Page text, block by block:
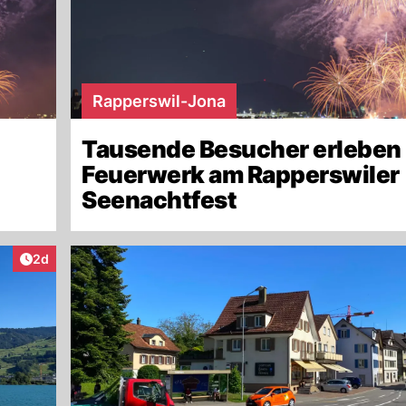
Rapperswil-Jona
Tausende Besucher erleben
Feuerwerk am Rapperswiler
Seenachtfest
Artikel veröffentlicht:
2d